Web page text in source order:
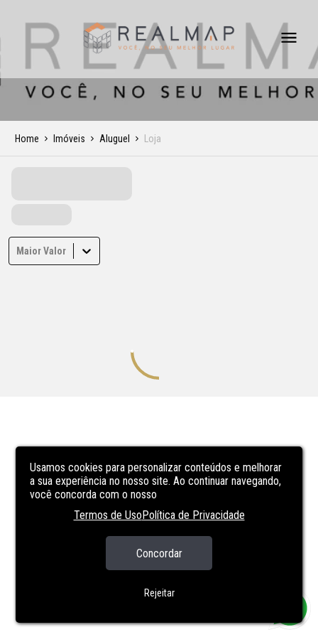
Usamos cookies para personalizar conteúdos e melhorar
a sua experiência no nosso site. Ao continuar navegando,
você concorda com o nosso
Termos de UsoPolítica de Privacidade
Concordar
Rejeitar
Home Imóveis Aluguel Loja
Maior Valor